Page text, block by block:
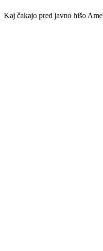
Kaj čakajo pred javno hišo